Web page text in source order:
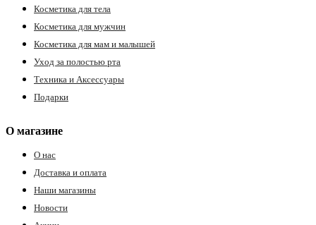
Косметика для тела
Косметика для мужчин
Косметика для мам и малышей
Уход за полостью рта
Техника и Аксессуары
Подарки
О магазине
О нас
Доставка и оплата
Наши магазины
Новости